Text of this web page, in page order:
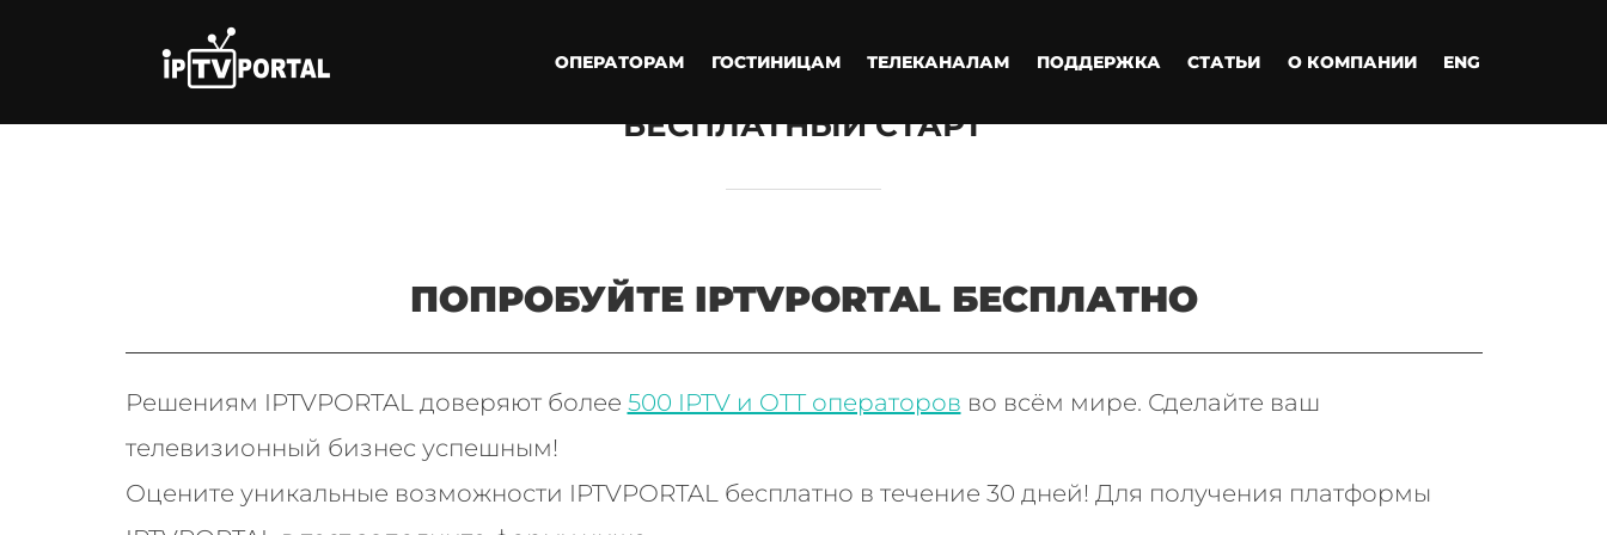
ОПЕРАТОРАМ ГОСТИНИЦАМ ТЕЛЕКАНАЛАМ ПОДДЕРЖКА СТАТЬИ О КОМПАНИИ ENG
БЕСПЛАТНЫЙ СТАРТ
ПОПРОБУЙТЕ IPTVPORTAL БЕСПЛАТНО
Решениям IPTVPORTAL доверяют более 500 IPTV и OTT операторов во всём мире. Сделайте ваш
телевизионный бизнес успешным!
Оцените уникальные возможности IPTVPORTAL бесплатно в течение 30 дней! Для получения платформы